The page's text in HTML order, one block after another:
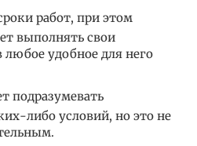
работ, при этом
выполнять свои
любое удобное для него
подразумевать
либо условий, но это не